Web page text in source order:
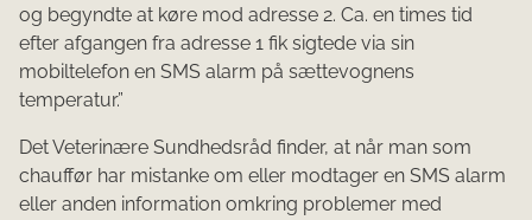
og begyndte at køre mod adresse 2. Ca. en times tid
efter afgangen fra adresse 1 fik sigtede via sin
mobiltelefon en SMS alarm på sætte­vognens
temperatur.”
Det Veterinære Sundhedsråd finder, at når man som
chauffør har mistanke om eller modtager en SMS alarm
eller anden information omkring problemer med